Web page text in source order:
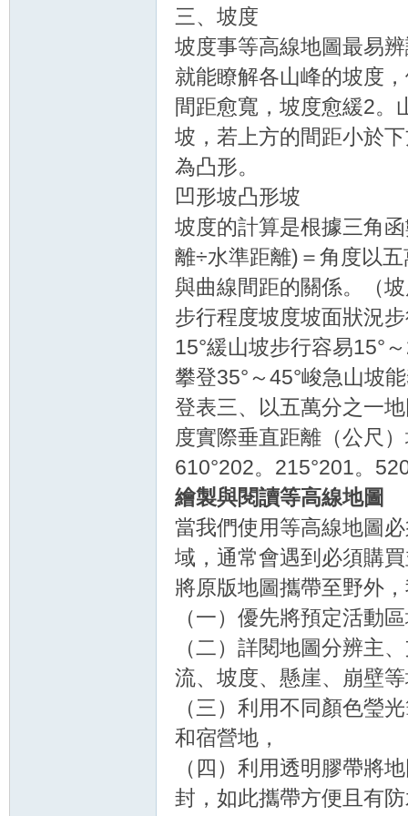
三、坡度
坡度事等高線地圖最易
就能瞭解各山峰的坡度
間距愈寬，坡度愈緩2。
坡，若上方的間距小於
為凸形。
凹形坡凸形坡
坡度的計算是根據三角
離÷水準距離)＝角度以
與曲線間距的關係。（
步行程度坡度坡面狀況
15°緩山坡步行容易15°
攀登35°～45°峻急山坡
登表三、以五萬分之一
度實際垂直距離（公尺
610°202。215°201。
繪製與閱讀等高線地圖
當我們使用等高線地圖
域，通常會遇到必須購
將原版地圖攜帶至野外
（一）優先將預定活動
（二）詳閱地圖分辨主
流、坡度、懸崖、崩壁
（三）利用不同顏色瑩
和宿營地，
（四）利用透明膠帶將
封，如此攜帶方便且有